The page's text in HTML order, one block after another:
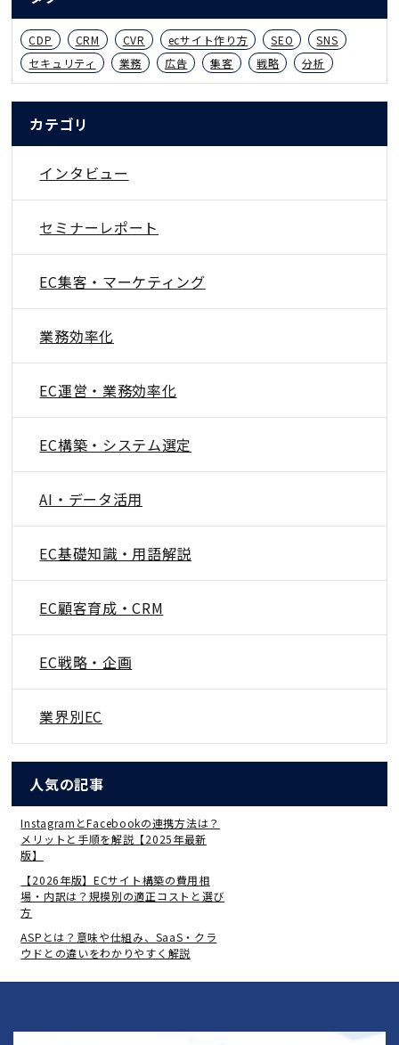
CDP CRM CVR ecサイト作り方 SEO
SNS
セキュリティ
業務 広告 集客 戦略 分析
カテゴリ
インタビュー
セミナーレポート
EC集客・マーケティング
業務効率化
EC運営・業務効率化
EC構築・システム選定
AI・データ活用
EC基礎知識・用語解説
EC顧客育成・CRM
EC戦略・企画
業界別EC
人気の記事
InstagramとFacebookの連携方法は？
メリットと手順を解説【2025年最新
版】
【2026年版】ECサイト構築の費用相
場・内訳は？規模別の適正コストと選び
方
ASPとは？意味や仕組み、SaaS・クラ
ウドとの違いをわかりやすく解説